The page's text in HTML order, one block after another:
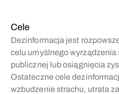
Cele
Dezinformacja jest
celu umyślnego wyrządzenia
publicznej lub osiągnięcia
Ostateczne cele
wzbudzenie strachu, utrata